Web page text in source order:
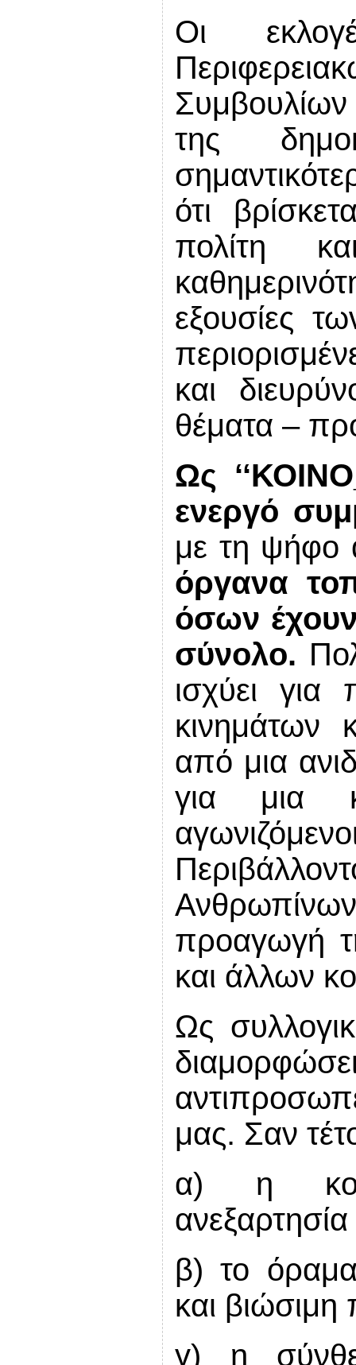
Οι
Συμβουλίων
της
ότι
πολίτη
εξουσίες
και
θέματα –
Ως
ενεργό
με τη ψήφο
όργανα
όσων
σύνολο.
ισχύει για
από μια
για μια
προαγωγή
και άλλων
Ως
μας. Σαν
α) η
β) το
και βιώσιμη
γ) η